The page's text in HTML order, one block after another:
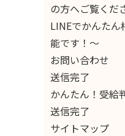
の方へご覧くだ
LINEでかんたん
能です！～
お問い合わせ
送信完了
かんたん！受給
送信完了
サイトマップ